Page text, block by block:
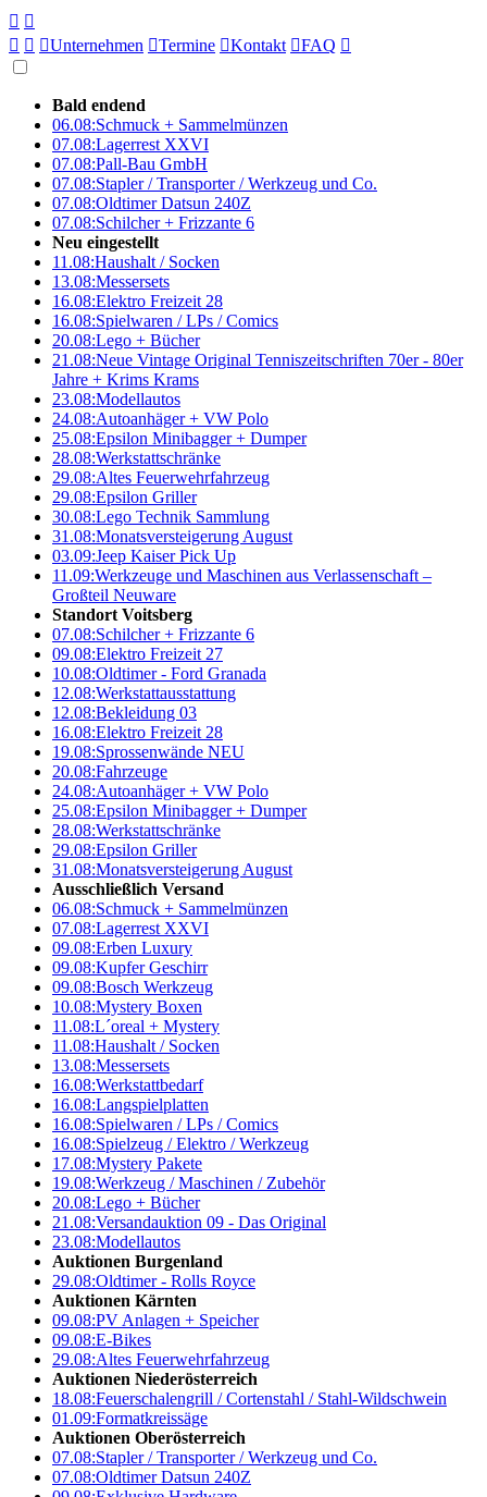
 
  Unternehmen Termine Kontakt FAQ 
Bald endend
06.08:Schmuck + Sammelmünzen
07.08:Lagerrest XXVI
07.08:Pall-Bau GmbH
07.08:Stapler / Transporter / Werkzeug und Co.
07.08:Oldtimer Datsun 240Z
07.08:Schilcher + Frizzante 6
Neu eingestellt
11.08:Haushalt / Socken
13.08:Messersets
16.08:Elektro Freizeit 28
16.08:Spielwaren / LPs / Comics
20.08:Lego + Bücher
21.08:Neue Vintage Original Tenniszeitschriften 70er - 80er
Jahre + Krims Krams
23.08:Modellautos
24.08:Autoanhäger + VW Polo
25.08:Epsilon Minibagger + Dumper
28.08:Werkstattschränke
29.08:Altes Feuerwehrfahrzeug
29.08:Epsilon Griller
30.08:Lego Technik Sammlung
31.08:Monatsversteigerung August
03.09:Jeep Kaiser Pick Up
11.09:Werkzeuge und Maschinen aus Verlassenschaft –
Großteil Neuware
Standort Voitsberg
07.08:Schilcher + Frizzante 6
09.08:Elektro Freizeit 27
10.08:Oldtimer - Ford Granada
12.08:Werkstattausstattung
12.08:Bekleidung 03
16.08:Elektro Freizeit 28
19.08:Sprossenwände NEU
20.08:Fahrzeuge
24.08:Autoanhäger + VW Polo
25.08:Epsilon Minibagger + Dumper
28.08:Werkstattschränke
29.08:Epsilon Griller
31.08:Monatsversteigerung August
Ausschließlich Versand
06.08:Schmuck + Sammelmünzen
07.08:Lagerrest XXVI
09.08:Erben Luxury
09.08:Kupfer Geschirr
09.08:Bosch Werkzeug
10.08:Mystery Boxen
11.08:L´oreal + Mystery
11.08:Haushalt / Socken
13.08:Messersets
16.08:Werkstattbedarf
16.08:Langspielplatten
16.08:Spielwaren / LPs / Comics
16.08:Spielzeug / Elektro / Werkzeug
17.08:Mystery Pakete
19.08:Werkzeug / Maschinen / Zubehör
20.08:Lego + Bücher
21.08:Versandauktion 09 - Das Original
23.08:Modellautos
Auktionen Burgenland
29.08:Oldtimer - Rolls Royce
Auktionen Kärnten
09.08:PV Anlagen + Speicher
09.08:E-Bikes
29.08:Altes Feuerwehrfahrzeug
Auktionen Niederösterreich
18.08:Feuerschalengrill / Cortenstahl / Stahl-Wildschwein
01.09:Formatkreissäge
Auktionen Oberösterreich
07.08:Stapler / Transporter / Werkzeug und Co.
07.08:Oldtimer Datsun 240Z